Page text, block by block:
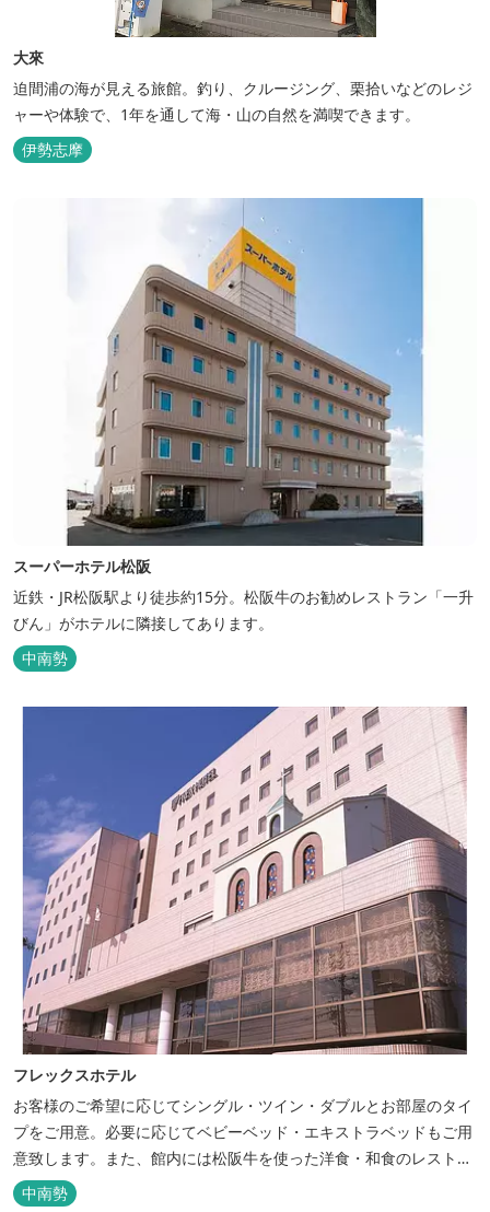
大來
迫間浦の海が見える旅館。釣り、クルージング、栗拾いなどのレジ
ャーや体験で、1年を通して海・山の自然を満喫できます。
伊勢志摩
スーパーホテル松阪
近鉄・JR松阪駅より徒歩約15分。松阪牛のお勧めレストラン「一升
びん」がホテルに隣接してあります。
中南勢
フレックスホテル
お客様のご希望に応じてシングル・ツイン・ダブルとお部屋のタイ
プをご用意。必要に応じてベビーベッド・エキストラベッドもご用
意致します。また、館内には松阪牛を使った洋食・和食のレストラ
ンと喫茶があります。伊勢神宮参拝や、伊勢志摩、東紀州への観光
中南勢